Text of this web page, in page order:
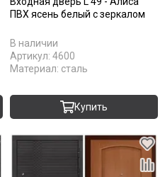
ПВХ ясень белый с зеркалом
В наличии
Артикул: 4600
Материал: сталь
Купить